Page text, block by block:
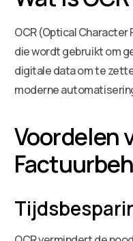
OCR (Optical
die wordt gebruikt om
digitale data om te
moderne
Voordelen